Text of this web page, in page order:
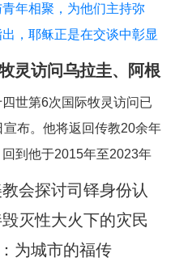
年相聚，为他们主持弥
，耶稣正是在交谈中彰显
，因此我们也应该进入“对
的其他青年，就是在亚西
容变得愈加肖似基督的。教
8月6日耶稣显圣容庆日在
西天使之后圣母大殿内主
祭
灵访问乌拉圭、阿根
世第6次国际牧灵访问已
宣布。他将返回传教20余年
到他于2015年至2023年
的奇克拉约，并前往亚马逊
的出生地阿根廷，以及将
教宗访问过的乌拉圭。被
会探讨司铎身份认
灭性大火下的灾民
为城市的福传